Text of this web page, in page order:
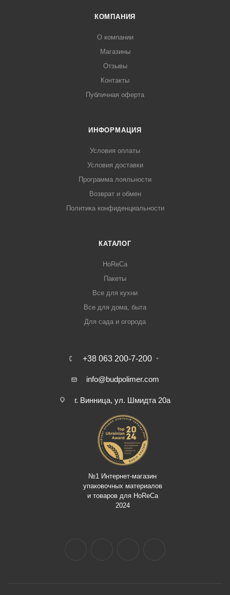
КОМПАНИЯ
О компании
Магазины
Отзывы
Контакты
Публичная оферта
ИНФОРМАЦИЯ
Условия оплаты
Условия доставки
Программа лояльности
Возврат и обмен
Политика конфиденциальности
КАТАЛОГ
HoReCa
Пакеты
Все для кухни
Все для дома, быта
Для сада и огорода
+38 063 200-7-200
info@budpolimer.com
г. Винница, ул. Шмидта 20а
№1 Интернет-магазин
упаковочных материалов
и товаров для HoReCa
2024